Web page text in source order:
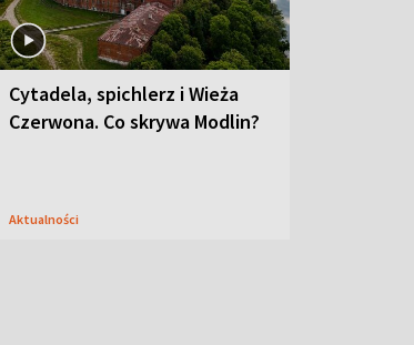
Cytadela, spichlerz i Wieża
Czerwona. Co skrywa Modlin?
Aktualności